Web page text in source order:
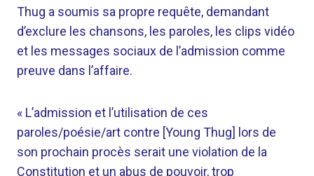
Thug a soumis sa propre requête, demandant
d’exclure les chansons, les paroles, les clips vidéo
et les messages sociaux de l’admission comme
preuve dans l’affaire.
« L’admission et l’utilisation de ces
paroles/poésie/art contre [Young Thug] lors de
son prochain procès serait une violation de la
Constitution et un abus de pouvoir, trop